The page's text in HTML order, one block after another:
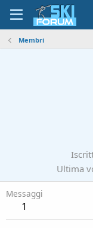
Membri
Ultima
Messaggi
1